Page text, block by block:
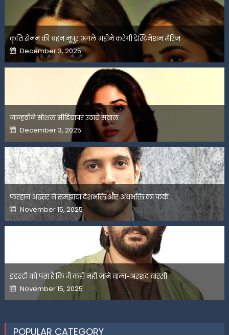
कृति सेनन की बहन नूपुर अगले महीने करेंगी डेस्टिनेशन मैरिज
Posted
on
December 3, 2025
जान्हवीने सोशल मीडियापर उठाये सवाल
Posted
on
December 3, 2025
फरहान अख्तर ने समझाया देशभक्ति और अंधभक्ति का फर्क
Posted
on
November 15, 2025
इंडस्ट्री को पता है कि मैं कहीं नहीं जाने वाला-अरशद वारसी
Posted
on
November 15, 2025
POPULAR CATEGORY